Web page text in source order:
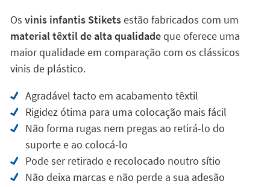
Os vinis infantis Stiketsestão fabricados com um
material têxtil de alta qualidadeque oferece uma
maior qualidade em comparação com os clássicos
vinis de plástico.
Agradável tacto em acabamento têxtil
Rigidez ótima para uma colocação mais fácil
Não forma rugas nem pregas ao retirá-lo do
suporte e ao colocá-lo
Pode ser retirado e recolocado noutro sítio
Não deixa marcas e não perde a sua adesão